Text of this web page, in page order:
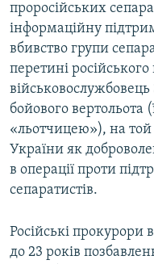
проросійських
інформаційну
вбивство групи
перетині
бойового вертольота
«льотчицею»), на той
України як
в операції проти
сепаратистів.
Російські прокурори
до 23 років